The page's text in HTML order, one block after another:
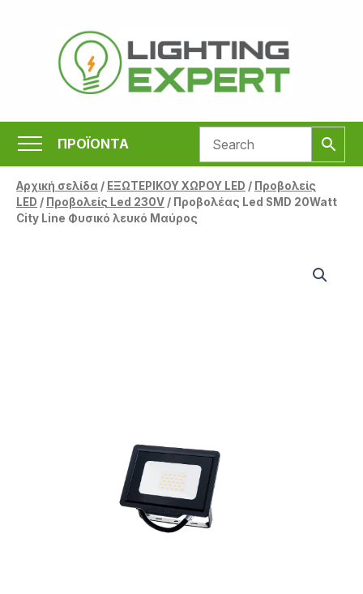
περιεχόμενο
ΠΡΟΪΟΝΤΑ
Αρχική σελίδα/ ΕΞΩΤΕΡΙΚΟΥ ΧΩΡΟΥ LED / Προβολείς
LED / Προβολείς Led 230V/ Προβολέας Led SMD 20Watt
City Line Φυσικό λευκό Μαύρος